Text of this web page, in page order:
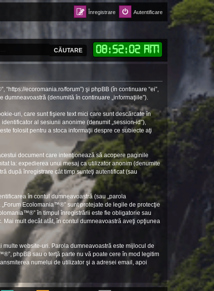
Autentificare
Înregistrare
08:52:03 AM
CĂUTARE
ecoromania.ro/forum”) şi phpBB (în continuare “ei”,
dumneavoastră (denumită în continuare „informaţiile”).
uri, care sunt fişiere text mici care sunt descărcate în
al sesiunii anonime (denumit „session-id”),
folosit pentru a stoca informaţii despre ce subiecte aţi
document care intenţionează să acopere paginile
la: expedierea unui mesaj ca utilizator anonim (denumite
după înregistrare cât timp sunteţi autentificat (sau
în contul dumneavoastră (sau „parola
Ecolomania™®” sunt protejate de legile de protecţie
în timpul înregistrării este fie obligatorie sau
mult decât atât, în contul dumneavoastră aveţi opţiunea
website-uri. Parola dumneavoastră este mijlocul de
phpBB sau o terţă parte nu vă poate cere în mod legitim
numelui de utilizator şi a adresei email, apoi